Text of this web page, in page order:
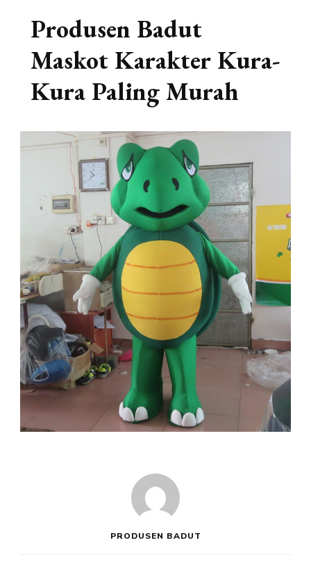
Produsen Badut
Maskot Karakter Kura-
Kura Paling Murah
PRODUSEN BADUT